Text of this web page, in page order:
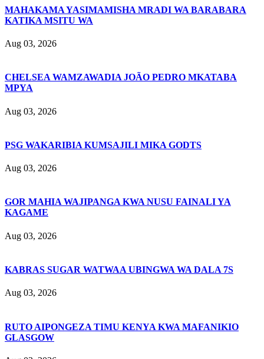
MAHAKAMA YASIMAMISHA MRADI WA BARABARA
KATIKA MSITU WA
Aug 03, 2026
CHELSEA WAMZAWADIA JOÃO PEDRO MKATABA
MPYA
Aug 03, 2026
PSG WAKARIBIA KUMSAJILI MIKA GODTS
Aug 03, 2026
GOR MAHIA WAJIPANGA KWA NUSU FAINALI YA
KAGAME
Aug 03, 2026
KABRAS SUGAR WATWAA UBINGWA WA DALA 7S
Aug 03, 2026
RUTO AIPONGEZA TIMU KENYA KWA MAFANIKIO
GLASGOW